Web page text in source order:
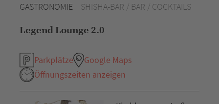
GASTRONOMIE SHISHA-BAR / BAR / COCKTAILS
Legend Lounge 2.0
Parkplätze
Google Maps
Öffnungszeiten anzeigen